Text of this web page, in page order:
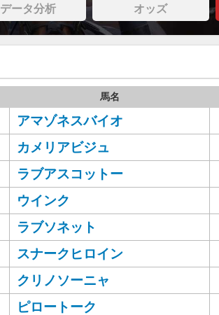
データ分析 オッズ
馬名
アマゾネスバイオ
カメリアビジュ
ラブアスコットー
ウインク
ラブソネット
スナークヒロイン
クリノソーニャ
ピロートーク